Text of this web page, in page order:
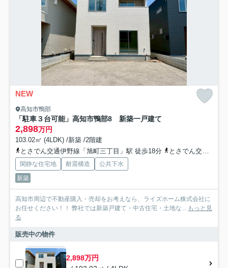
NEW
高知市鴨部
「駐車３台可能」高知市鴨部8 新築一戸建て
2,898万円
103.02㎡ (4LDK) /新築 /2階建
とさでん交通伊野線「旭町三丁目」駅 徒歩18分
とさでん交通「鴨田小学校前通」バス停下車 徒歩6分
閑静な住宅地 耐震構造
公共下水
新築
高知市周辺で不動産購入・売却をお考えなら、ライズホーム株式会社に
お任せください！！ 弊社では新築戸建て・中古住宅・土地な... もっと見
る
販売中の物件
2,898万円